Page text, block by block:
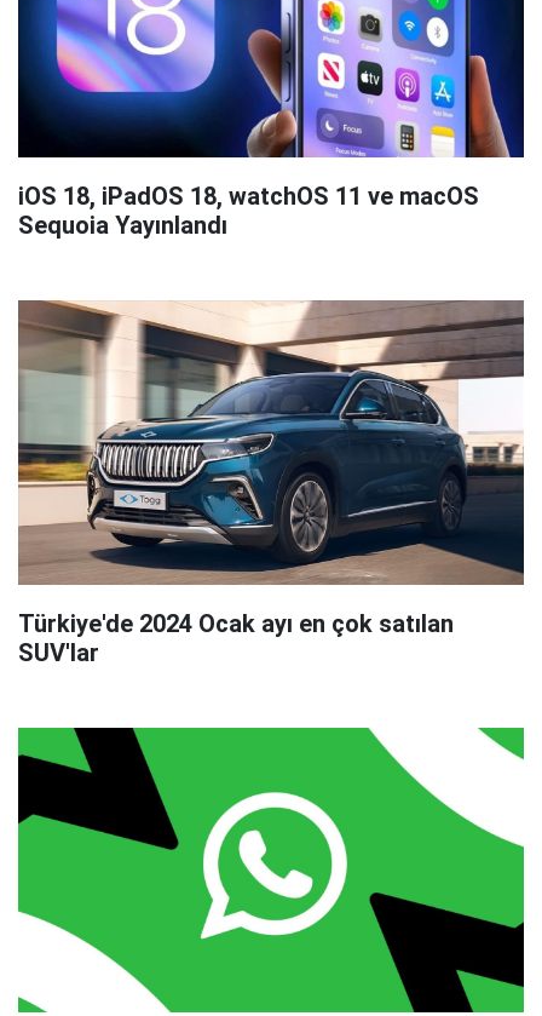
iOS 18, iPadOS 18, watchOS 11 ve macOS
Sequoia Yayınlandı
Türkiye'de 2024 Ocak ayı en çok satılan
SUV'lar